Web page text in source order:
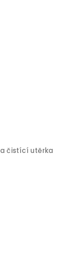
čistící utěrka